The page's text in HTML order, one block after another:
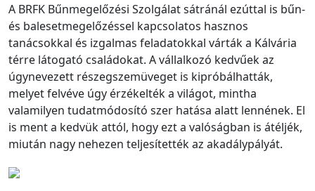
A BRFK Bűnmegelőzési Szolgálat sátránál ezúttal is bűn-
és balesetmegelőzéssel kapcsolatos hasznos
tanácsokkal és izgalmas feladatokkal várták a Kálvária
térre látogató családokat. A vállalkozó kedvűek az
úgynevezett részegszemüveget is kipróbálhatták,
melyet felvéve úgy érzékelték a világot, mintha
valamilyen tudatmódosító szer hatása alatt lennének. El
is ment a kedvük attól, hogy ezt a valóságban is átéljék,
miután nagy nehezen teljesítették az akadálypályát.